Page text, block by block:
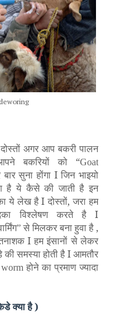
अगर आप बकरी पालन
बकरियों को “Goat
सुना होंगा I जिन भाइयो
है ये कैसे की जाती है इन
ये लेख है I दोस्तों, जरा हम
विश्लेषण करते है I
” से मिलकर बना हुवा है ,
I हम इंसानों से लेकर
समस्या होती है I आमतौर
worm होने का प्रमाण ज्यादा
क्या है )